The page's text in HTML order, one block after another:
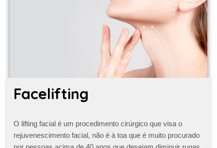
Facelifting
O lifting facial é um procedimento cirúrgico que visa o
rejuvenescimento facial, não é à toa que é muito procurado